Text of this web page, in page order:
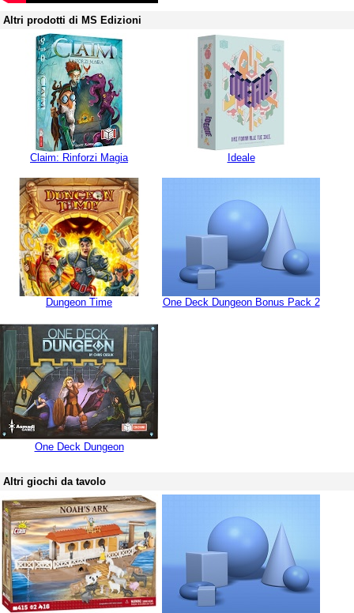
Altri prodotti di MS Edizioni
Claim: Rinforzi Magia Ideale
Dungeon Time One Deck Dungeon Bonus Pack 2
One Deck Dungeon
Altri giochi da tavolo